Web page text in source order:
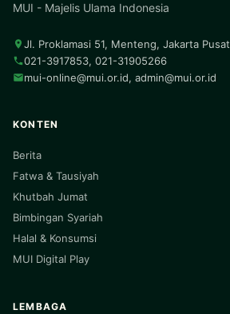
MUI - Majelis Ulama Indonesia
Jl. Proklamasi 51, Menteng, Jakarta Pusat
021-3917853, 021-31905266
mui-online@mui.or.id, admin@mui.or.id
KONTEN
Berita
Fatwa & Tausiyah
Khutbah Jumat
Bimbingan Syariah
Halal & Konsumsi
MUI Digital Play
LEMBAGA